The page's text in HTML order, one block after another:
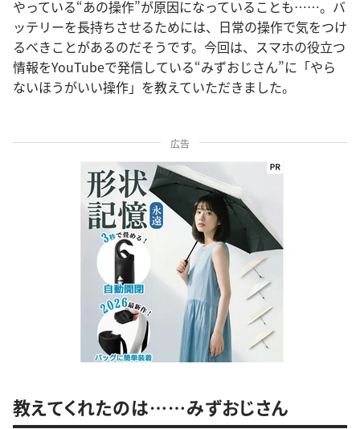
やっている“あの操作”が原因になっていることも……。バ
ッテリーを長持ちさせるためには、日常の操作で気をつけ
るべきことがあるのだそうです。今回は、スマホの役立つ
情報をYouTubeで発信している“みずおじさん”に「やら
ないほうがいい操作」を教えていただきました。
広告
教えてくれたのは……みずおじさん